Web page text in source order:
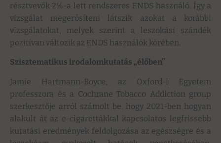
résztvevők 2%-a lett rendszeres ENDS használó. Így a
vizsgálat megerősíteni látszik azokat a korábbi
vizsgálatokat, melyek szerint a leszokási szándék
pozitívan változik az ENDS használók körében.
Szisztematikus irodalomkutatás „élőben”
Jamie Hartmann-Boyce, az Oxford-i Egyetem
professzora és a Cochrane Tobacco Addiction group
szerkesztője arról számolt be, hogy 2021-ben hogyan
alakult át az e-cigarettákkal kapcsolatos legfrissebb
kutatási eredmények feldolgozása az egészségre és a